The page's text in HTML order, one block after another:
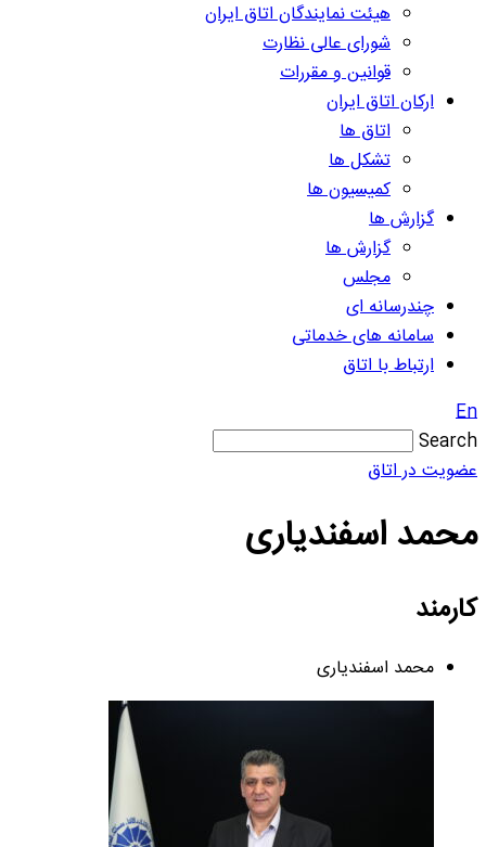
هیئت نمایندگان اتاق ایران
شورای عالی نظارت
قوانین و مقررات
ارکان اتاق ایران
اتاق ها
تشکل ها
کمیسیون ها
گزارش ها
گزارش ها
مجلس
چندرسانه ای
سامانه های خدماتی
ارتباط با اتاق
En
Search
عضویت در اتاق
محمد اسفندیاری
کارمند
محمد اسفندیاری